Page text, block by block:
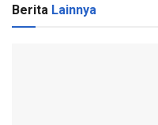
Berita Lainnya